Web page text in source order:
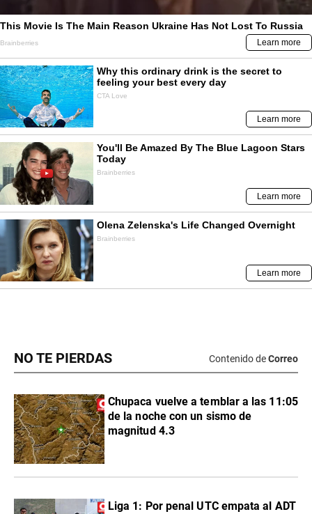
NO TE PIERDAS Contenido deCorreo
Chupaca vuelve a temblar a las 11:05
de la noche con un sismo de
magnitud 4.3
Liga 1: Por penal UTC empata al ADT